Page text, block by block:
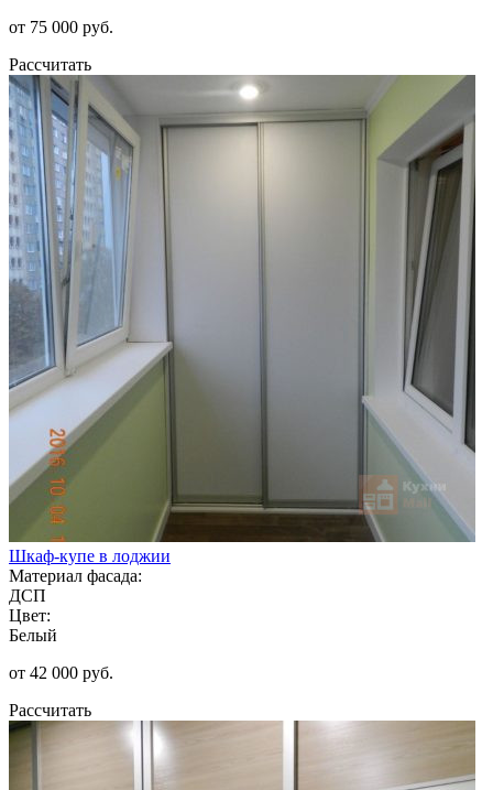
от 75 000 руб.
Рассчитать
Шкаф-купе в лоджии
Материал фасада:
ДСП
Цвет:
Белый
от 42 000 руб.
Рассчитать